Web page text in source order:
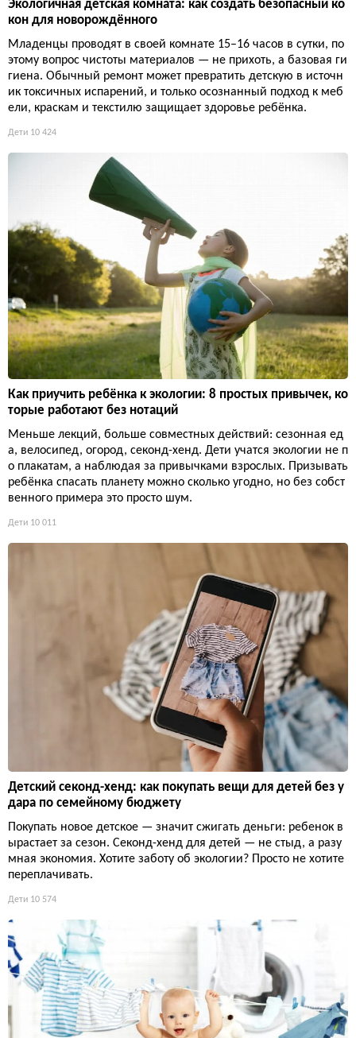
Экологичная детская комната: как создать безопасный ко
кон для новорождённого
Младенцы проводят в своей комнате 15–16 часов в сутки, по
этому вопрос чистоты материалов — не прихоть, а базовая ги
гиена. Обычный ремонт может превратить детскую в источн
ик токсичных испарений, и только осознанный подход к меб
ели, краскам и текстилю защищает здоровье ребёнка.
Дети 10 424
Как приучить ребёнка к экологии: 8 простых привычек, ко
торые работают без нотаций
Меньше лекций, больше совместных действий: сезонная ед
а, велосипед, огород, секонд-хенд. Дети учатся экологии не п
о плакатам, а наблюдая за привычками взрослых. Призывать
ребёнка спасать планету можно сколько угодно, но без собст
венного примера это просто шум.
Дети 10 011
Детский секонд-хенд: как покупать вещи для детей без у
дара по семейному бюджету
Покупать новое детское — значит сжигать деньги: ребенок в
ырастает за сезон. Секонд-хенд для детей — не стыд, а разу
мная экономия. Хотите заботу об экологии? Просто не хотите
переплачивать.
Дети 10 574